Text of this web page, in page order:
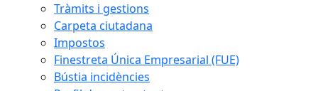
Tràmits i gestions
Carpeta ciutadana
Impostos
Finestreta Única Empresarial (FUE)
Bústia incidències